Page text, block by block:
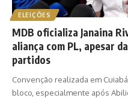
ELEIÇÕES
MDB oficializa Janaina
aliança com PL, apesar
partidos
Convenção realizada em
bloco, especialmente após